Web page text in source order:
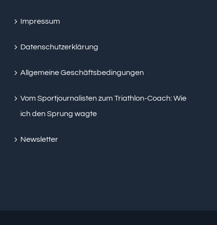
Impressum
Datenschutzerklärung
Allgemeine Geschäftsbedingungen
Vom Sportjournalisten zum Triathlon-Coach: Wie
ich den Sprung wagte
Newsletter